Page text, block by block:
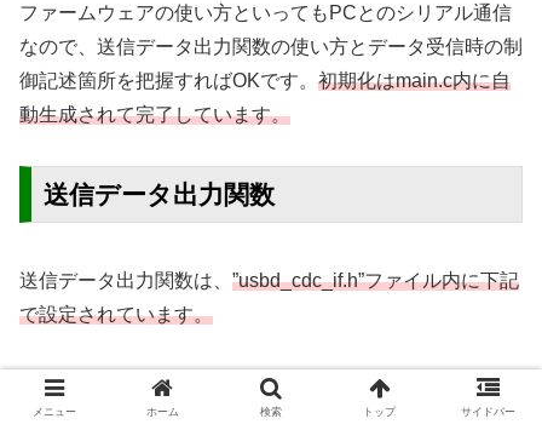
ファームウェアの使い方といってもPCとのシリアル通信
なので、送信データ出力関数の使い方とデータ受信時の制
御記述箇所を把握すればOKです。 初期化はmain.c内に自
動生成されて完了しています。
送信データ出力関数
送信データ出力関数は、 ”usbd_cdc_if.h”ファイル内に下記
で設定されています。
使う際はこちらのヘッダーを#includeしてください。
メニュー ホーム 検索 トップ サイドバー